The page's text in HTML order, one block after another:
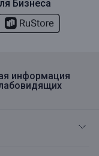
информация
Бизнеса